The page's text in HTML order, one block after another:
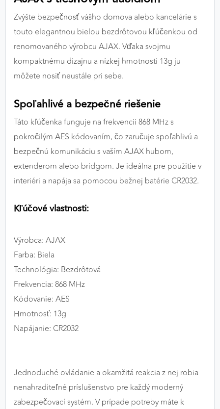
Zvýšte bezpečnosť vášho domova alebo kancelárie s
touto elegantnou bielou bezdrôtovou kľúčenkou od
renomovaného výrobcu AJAX. Vďaka svojmu
kompaktnému dizajnu a nízkej hmotnosti 13g ju
môžete nosiť neustále pri sebe.
Spoľahlivé a bezpečné riešenie
Táto kľúčenka funguje na frekvencii 868 MHz s
pokročilým AES kódovaním, čo zaručuje spoľahlivú a
bezpečnú komunikáciu s vaším AJAX hubom,
extenderom alebo bridgom. Je ideálna pre použitie v
interiéri a napája sa pomocou bežnej batérie CR2032.
Kľúčové vlastnosti:
Výrobca: AJAX
Farba: Biela
Technológia: Bezdrôtová
Frekvencia: 868 MHz
Kódovanie: AES
Hmotnosť: 13g
Napájanie: CR2032
Jednoduché ovládanie a okamžitá reakcia z nej robia
nenahraditeľné príslušenstvo pre každý moderný
zabezpečovací systém. V prípade potreby máte k
Google Analytics
Poskytovateľ:
Marketingové cookies sa používajú na sledovanie
správania používateľov naprieč webovými
zobrazovať cielenú a relevantnú reklamu, a to na
našom webe aj v reklamných sieťach tretích strán.
Google Ads